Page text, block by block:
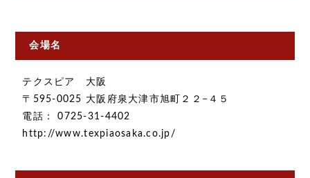
会場名
テクスピア 大阪
〒595-0025 大阪府泉大津市旭町２２−４５
電話： 0725-31-4402
http://www.texpiaosaka.co.jp/